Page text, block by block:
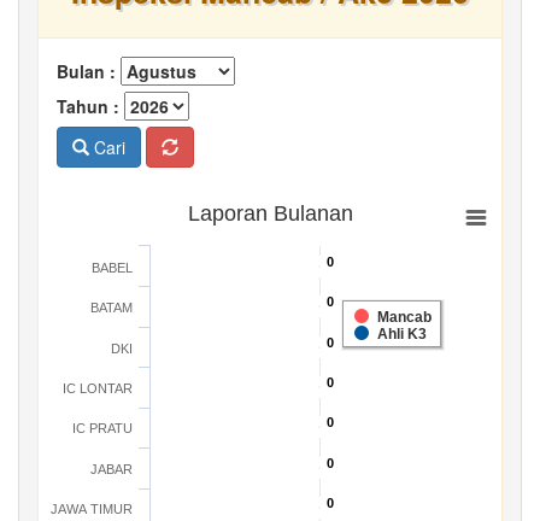
Bulan :
Tahun :
Cari
Laporan Bulanan
0
0
0
0
0
0
0
0
0
0
0
0
0
0
Mancab
Ahli K3
BABEL
BATAM
DKI
IC LONTAR
IC PRATU
JABAR
JAWA TIMUR